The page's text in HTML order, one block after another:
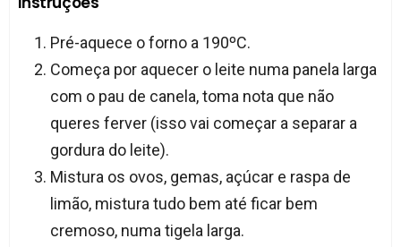
Pré-aquece o forno a 190ºC.
Começa por aquecer o leite numa panela larga
com o pau de canela, toma nota que não
queres ferver (isso vai começar a separar a
gordura do leite).
Mistura os ovos, gemas, açúcar e raspa de
limão, mistura tudo bem até ficar bem
cremoso, numa tigela larga.